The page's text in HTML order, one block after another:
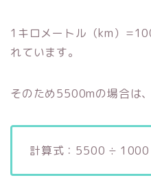
1キロメートル（km）
れています。
そのため5500mの場合は、
計算式：5500 ÷